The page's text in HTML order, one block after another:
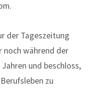
der Tageszeitung
noch während der
und beschloss,
zu